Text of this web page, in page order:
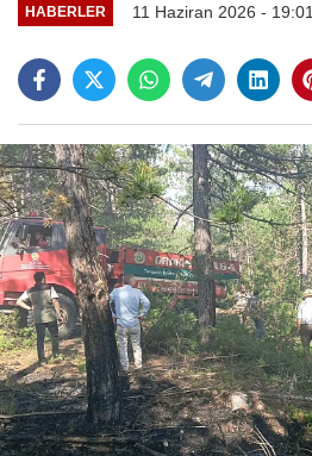
HABERLER 11 Haziran 2026 - 19:01